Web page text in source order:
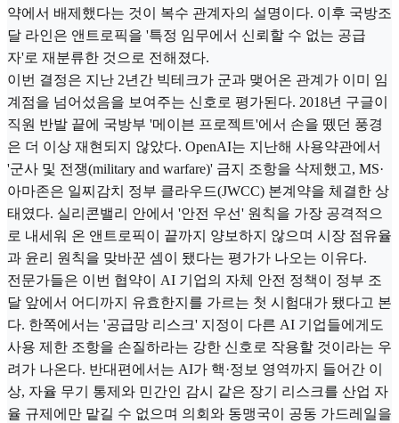
약에서 배제했다는 것이 복수 관계자의 설명이다. 이후 국방조
달 라인은 앤트로픽을 '특정 임무에서 신뢰할 수 없는 공급
자'로 재분류한 것으로 전해졌다.
이번 결정은 지난 2년간 빅테크가 군과 맺어온 관계가 이미 임
계점을 넘어섰음을 보여주는 신호로 평가된다. 2018년 구글이
직원 반발 끝에 국방부 '메이븐 프로젝트'에서 손을 뗐던 풍경
은 더 이상 재현되지 않았다. OpenAI는 지난해 사용약관에서
'군사 및 전쟁(military and warfare)' 금지 조항을 삭제했고, MS·
아마존은 일찌감치 정부 클라우드(JWCC) 본계약을 체결한 상
태였다. 실리콘밸리 안에서 '안전 우선' 원칙을 가장 공격적으
로 내세워 온 앤트로픽이 끝까지 양보하지 않으며 시장 점유율
과 윤리 원칙을 맞바꾼 셈이 됐다는 평가가 나오는 이유다.
전문가들은 이번 협약이 AI 기업의 자체 안전 정책이 정부 조
달 앞에서 어디까지 유효한지를 가르는 첫 시험대가 됐다고 본
다. 한쪽에서는 '공급망 리스크' 지정이 다른 AI 기업들에게도
사용 제한 조항을 손질하라는 강한 신호로 작용할 것이라는 우
려가 나온다. 반대편에서는 AI가 핵·정보 영역까지 들어간 이
상, 자율 무기 통제와 민간인 감시 같은 장기 리스크를 산업 자
율 규제에만 맡길 수 없으며 의회와 동맹국이 공동 가드레일을